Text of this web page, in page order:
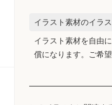
イラスト素材のイラ
イラスト素材を自由
償になります。ご希